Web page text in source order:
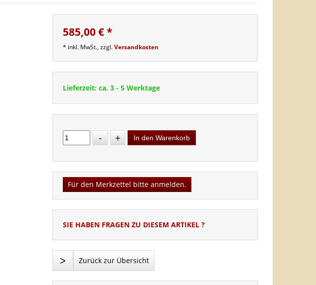
585,00 €*
* inkl. MwSt., zzgl.Versandkosten
Lieferzeit: ca. 3 - 5 Werktage
- + In den Warenkorb
Für den Merkzettel bitte anmelden.
SIE HABEN FRAGEN ZU DIESEM ARTIKEL ?
> Zurück zur Übersicht